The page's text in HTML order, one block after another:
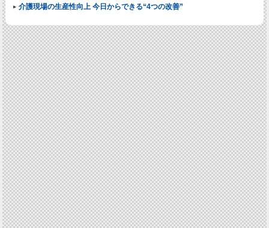
介護現場の生産性向上 今日からできる“4つの改善”